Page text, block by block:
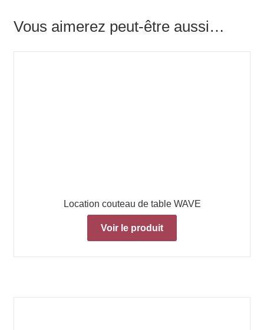
Vous aimerez peut-être aussi…
Location couteau de table WAVE
Voir le produit